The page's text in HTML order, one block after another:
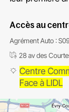
Accès au
Agrément Auto :
28 av des
Centre
Face à LIDL